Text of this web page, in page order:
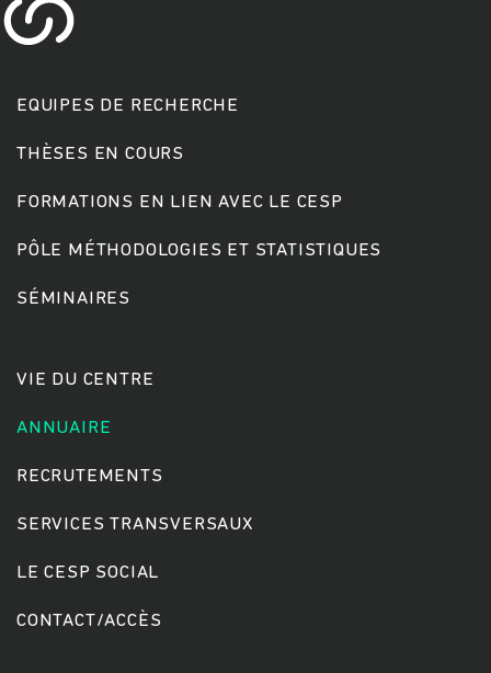
EQUIPES DE RECHERCHE
THÈSES EN COURS
FORMATIONS EN LIEN AVEC LE CESP
PÔLE MÉTHODOLOGIES ET STATISTIQUES
SÉMINAIRES
VIE DU CENTRE
ANNUAIRE
RECRUTEMENTS
SERVICES TRANSVERSAUX
LE CESP SOCIAL
CONTACT/ACCÈS